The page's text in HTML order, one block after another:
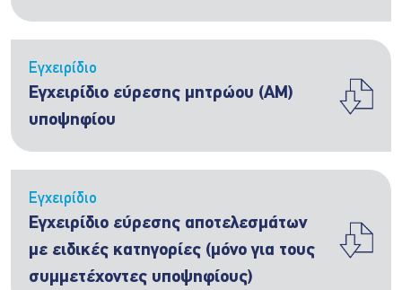
Εγχειρίδιο
Εγχειρίδιο εύρεσης μητρώου (ΑΜ)
υποψηφίου
Εγχειρίδιο
Εγχειρίδιο εύρεσης αποτελεσμάτων
με ειδικές κατηγορίες (μόνο για τους
συμμετέχοντες υποψηφίους)